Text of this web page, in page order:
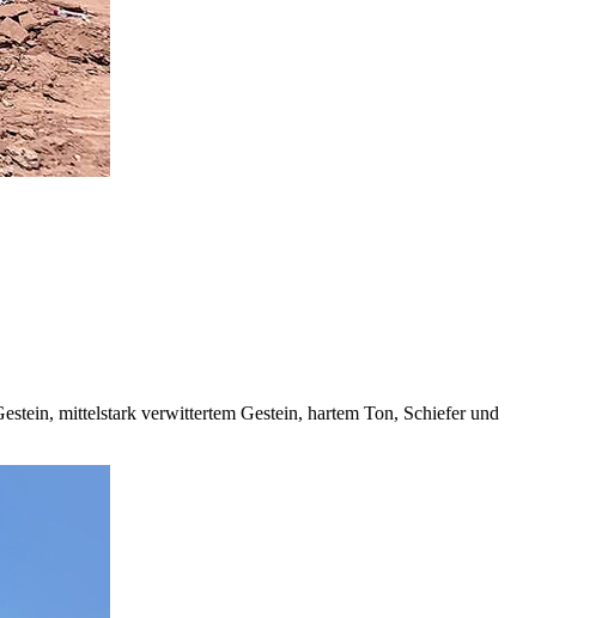
mittelstark verwittertem Gestein, hartem Ton, Schiefer und